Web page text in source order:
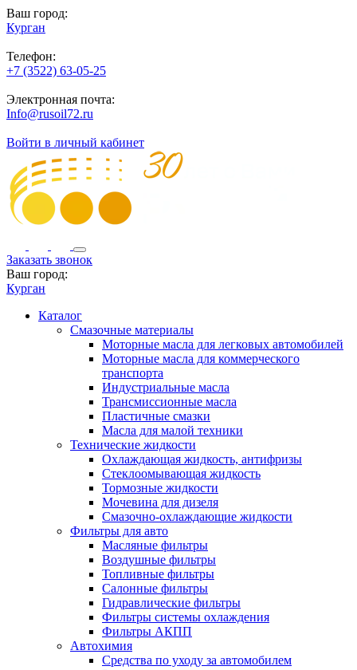
Ваш город:
Курган
Телефон:
+7 (3522) 63-05-25
Электронная почта:
Info@rusoil72.ru
Войти в личный кабинет
Заказать звонок
Ваш город:
Курган
Каталог
Смазочные материалы
Моторные масла для легковых автомобилей
Моторные масла для коммерческого
транспорта
Индустриальные масла
Трансмиссионные масла
Пластичные смазки
Масла для малой техники
Технические жидкости
Охлаждающая жидкость, антифризы
Стеклоомывающая жидкость
Тормозные жидкости
Мочевина для дизеля
Смазочно-охлаждающие жидкости
Фильтры для авто
Масляные фильтры
Воздушные фильтры
Топливные фильтры
Салонные фильтры
Гидравлические фильтры
Фильтры системы охлаждения
Фильтры АКПП
Автохимия
Средства по уходу за автомобилем